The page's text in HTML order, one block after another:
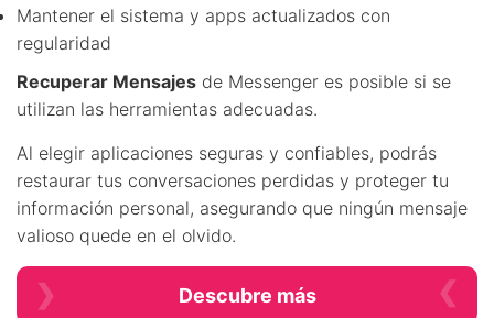
Mantener el sistema y apps actualizados con
regularidad
Recuperar Mensajes de Messenger es posible si se
utilizan las herramientas adecuadas.
Al elegir aplicaciones seguras y confiables, podrás
restaurar tus conversaciones perdidas y proteger tu
información personal, asegurando que ningún mensaje
valioso quede en el olvido.
Descubre más